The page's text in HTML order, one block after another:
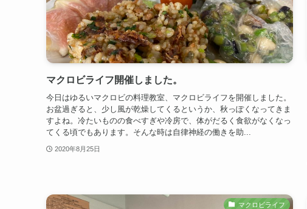
マクロビライフ開催しました。
今日はゆるいマクロビの料理教室、マクロビライフを開催しました。
お盆過ぎると、少し風が乾燥してくるというか、秋っぽくなってきま
すよね。冷たいものの食べすぎや冷房で、体がだるく食欲がなくなっ
てくる頃でもあります。そんな時は自律神経の働きを助...
2020年8月25日
マクロビライフ